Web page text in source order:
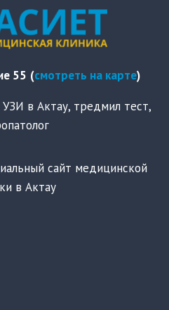
55 (смотреть на карте)
в Актау, тредмил тест,
сайт медицинской
в Актау